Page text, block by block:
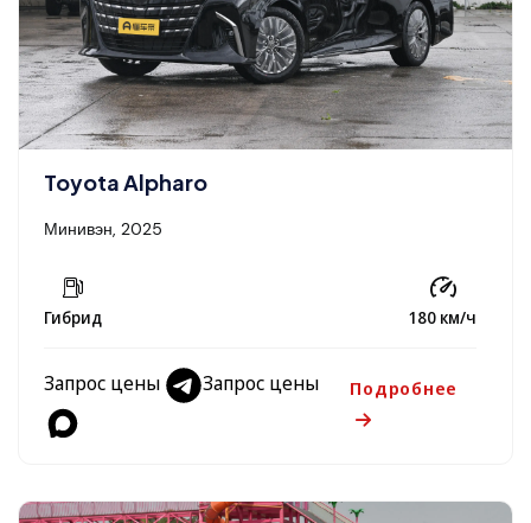
Toyota Alpharo
Минивэн, 2025
Гибрид 180 км/ч
Запрос цены Запрос цены Подробнее